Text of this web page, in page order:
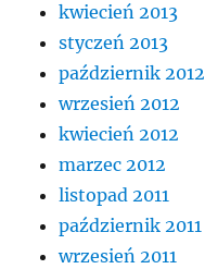
kwiecień 2013
styczeń 2013
październik 2012
wrzesień 2012
kwiecień 2012
marzec 2012
listopad 2011
październik 2011
wrzesień 2011